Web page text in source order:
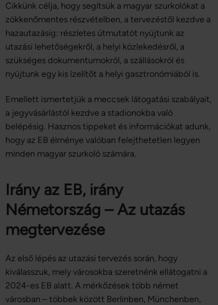
Cikkünk célja, hogy segítsük a magyar szurkolókat a
zökkenőmentes részvételben, a tervezéstől kezdve a
hazautazásig: részletes útmutatót nyújtunk az
utazási lehetőségekről, a helyi közlekedésről, a
szükséges dokumentumokról, a szállásokról és
nyújtunk egy kis ízelítőt a helyi gasztronómiából is.
Emellett ismertetjük a meccsek látogatási szabályait,
a jegyvásárlástól kezdve a stadionokba való
belépésig. Hasznos tippeket és információkat adunk,
hogy az EB élménye valóban felejthetetlen legyen
minden magyar szurkoló számára.
Irány az EB, irány
Németország – Az utazás
megtervezése
Az első lépés az utazási tervezés során, hogy
kiválasszuk, mely városokba szeretnénk ellátogatni a
2024-es EB alatt. A mérkőzések több német
városban – többek között Berlinben, Münchenben,